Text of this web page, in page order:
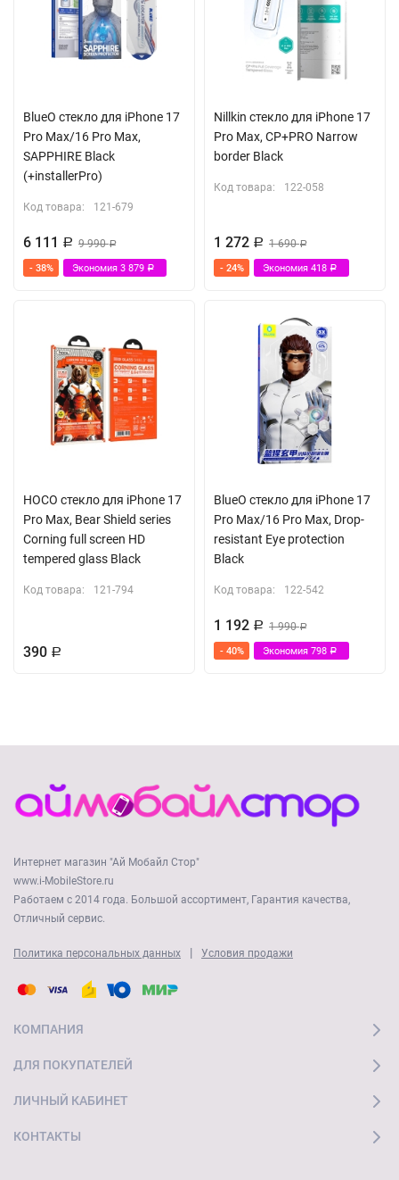
BlueO стекло для iPhone 17
Pro Max/16 Pro Max,
SAPPHIRE Black
(+installerPro)
Код товара: 121-679
6 111 Р 9 990Р
- 38% Экономия 3 879 Р
Nillkin стекло для iPhone 17
Pro Max, CP+PRO Narrow
border Black
Код товара: 122-058
1 272 Р 1 690Р
- 24% Экономия 418 Р
HOCO стекло для iPhone 17
Pro Max, Bear Shield series
Corning full screen HD
tempered glass Black
Код товара: 121-794
390 Р
BlueO стекло для iPhone 17
Pro Max/16 Pro Max, Drop-
resistant Eye protection
Black
Код товара: 122-542
1 192 Р 1 990Р
- 40% Экономия 798 Р
Интернет магазин "Ай Мобайл Стор"
www.i-MobileStore.ru
Работаем с 2014 года. Большой ассортимент, Гарантия качества,
Отличный сервис.
Политика персональных данных | Условия продажи
КОМПАНИЯ
ДЛЯ ПОКУПАТЕЛЕЙ
ЛИЧНЫЙ КАБИНЕТ
КОНТАКТЫ